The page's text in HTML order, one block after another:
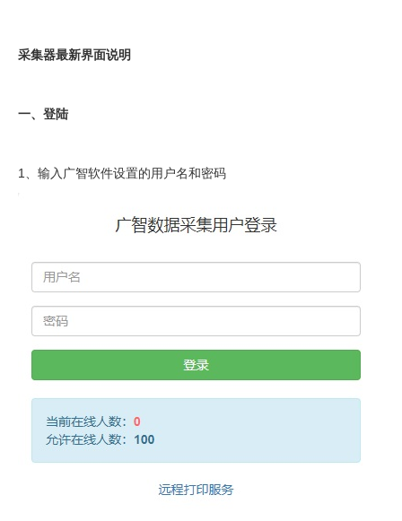
采集器最新界面说明
一、登陆
1、输入广智软件设置的用户名和密码